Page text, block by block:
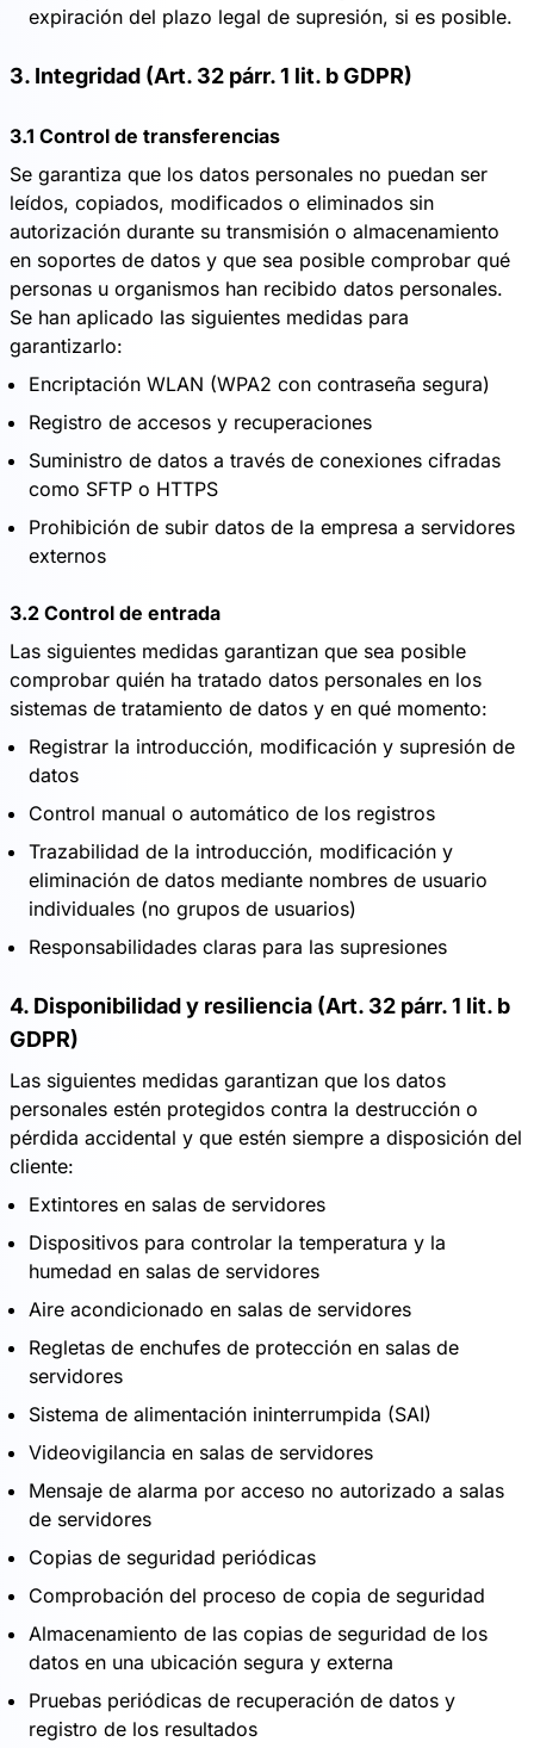
expiración del plazo legal de supresión, si es posible.
3. Integridad (Art. 32 párr. 1 lit. b GDPR)
3.1 Control de transferencias
Se garantiza que los datos personales no puedan ser
leídos, copiados, modificados o eliminados sin
autorización durante su transmisión o almacenamiento
en soportes de datos y que sea posible comprobar qué
personas u organismos han recibido datos personales.
Se han aplicado las siguientes medidas para
garantizarlo:
Encriptación WLAN (WPA2 con contraseña segura)
Registro de accesos y recuperaciones
Suministro de datos a través de conexiones cifradas
como SFTP o HTTPS
Prohibición de subir datos de la empresa a servidores
externos
3.2 Control de entrada
Las siguientes medidas garantizan que sea posible
comprobar quién ha tratado datos personales en los
sistemas de tratamiento de datos y en qué momento:
Registrar la introducción, modificación y supresión de
datos
Control manual o automático de los registros
Trazabilidad de la introducción, modificación y
eliminación de datos mediante nombres de usuario
individuales (no grupos de usuarios)
Responsabilidades claras para las supresiones
4. Disponibilidad y resiliencia (Art. 32 párr. 1 lit. b
GDPR)
Las siguientes medidas garantizan que los datos
personales estén protegidos contra la destrucción o
pérdida accidental y que estén siempre a disposición del
cliente:
Extintores en salas de servidores
Dispositivos para controlar la temperatura y la
humedad en salas de servidores
Aire acondicionado en salas de servidores
Regletas de enchufes de protección en salas de
servidores
Sistema de alimentación ininterrumpida (SAI)
Videovigilancia en salas de servidores
Mensaje de alarma por acceso no autorizado a salas
de servidores
Copias de seguridad periódicas
Comprobación del proceso de copia de seguridad
Almacenamiento de las copias de seguridad de los
datos en una ubicación segura y externa
Pruebas periódicas de recuperación de datos y
registro de los resultados